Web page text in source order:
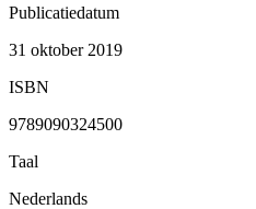
Publicatiedatum
31 oktober 2019
ISBN
9789090324500
Taal
Nederlands